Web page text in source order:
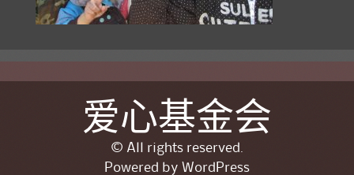
爱心基金会
© All rights reserved.
Powered by WordPress